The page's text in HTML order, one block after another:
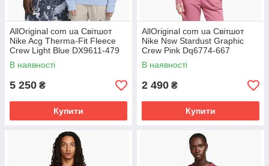
AllOriginal com ua Світшот
Nike Acg Therma-Fit Fleece
Crew Light Blue DX9611-479
РОЗМІРИ ЗАПИТУЙТЕ
В наявності
5 250 ₴
Купити
AllOriginal com ua Світшот
Nike Nsw Stardust Graphic
Crew Pink Dq6774-667
РОЗМІРИ ЗАПИТУЙТЕ
В наявності
2 490 ₴
Купити